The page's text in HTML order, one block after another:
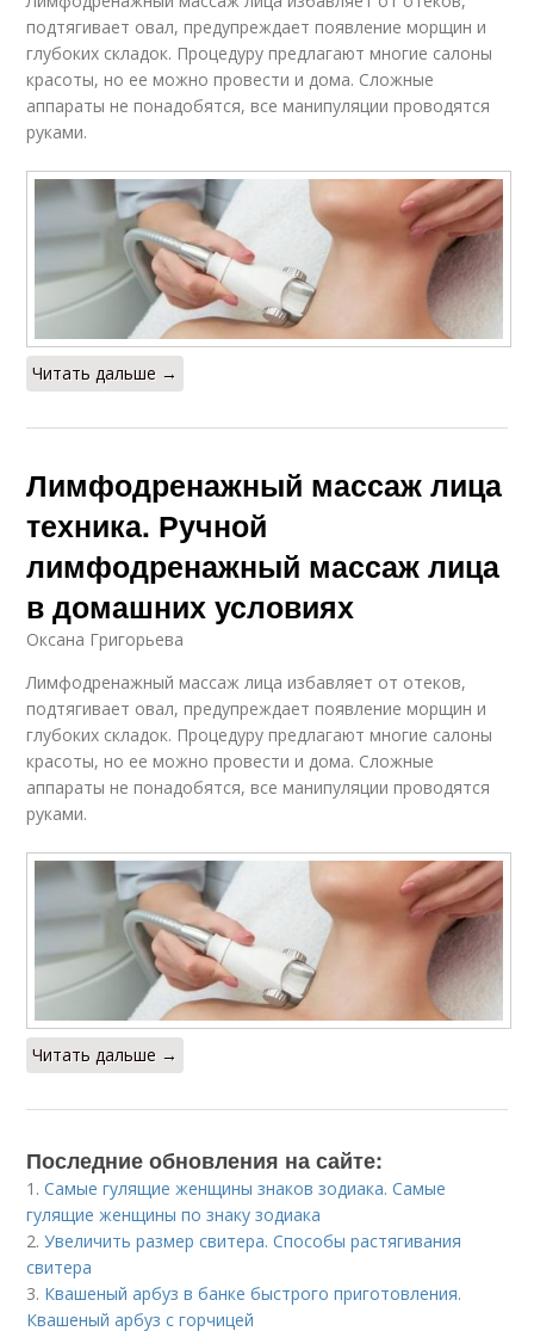
подтягивает овал, предупреждает появление морщин и
глубоких складок. Процедуру предлагают многие салоны
красоты, но ее можно провести и дома. Сложные
аппараты не понадобятся, все манипуляции проводятся
руками.
Читать дальше →
Лимфодренажный массаж лица
техника. Ручной
лимфодренажный массаж лица
в домашних условиях
Оксана Григорьева
Лимфодренажный массаж лица избавляет от отеков,
подтягивает овал, предупреждает появление морщин и
глубоких складок. Процедуру предлагают многие салоны
красоты, но ее можно провести и дома. Сложные
аппараты не понадобятся, все манипуляции проводятся
руками.
Читать дальше →
Последние обновления на сайте:
1.Самые гулящие женщины знаков зодиака. Самые
гулящие женщины по знаку зодиака
2.Увеличить размер свитера. Способы растягивания
свитера
3. Квашеный арбуз в банке быстрого приготовления.
Квашеный арбуз с горчицей